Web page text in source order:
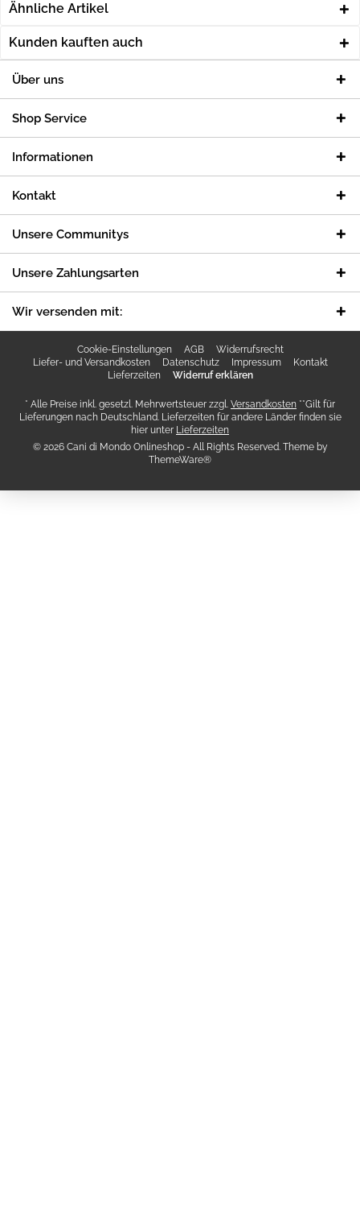
Ähnliche Artikel
Kunden kauften auch
Über uns
Shop Service
Informationen
Kontakt
Unsere Communitys
Unsere Zahlungsarten
Wir versenden mit:
Cookie-Einstellungen AGB
Widerrufsrecht
Liefer- und Versandkosten
Datenschutz Impressum
Kontakt
Lieferzeiten
Widerruf erklären
* Alle Preise inkl. gesetzl. Mehrwertsteuer zzgl. Versandkosten **Gilt für
Lieferungen nach Deutschland. Lieferzeiten für andere Länder finden sie
hier unter Lieferzeiten
© 2026 Cani di Mondo Onlineshop - All Rights Reserved. Theme by
ThemeWare®